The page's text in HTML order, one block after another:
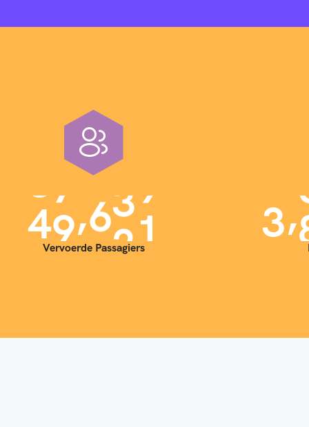
40,000
Vervoerde Passagiers
3,